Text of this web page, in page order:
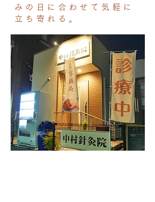
みの日に合わせて気軽に
立ち寄れる。